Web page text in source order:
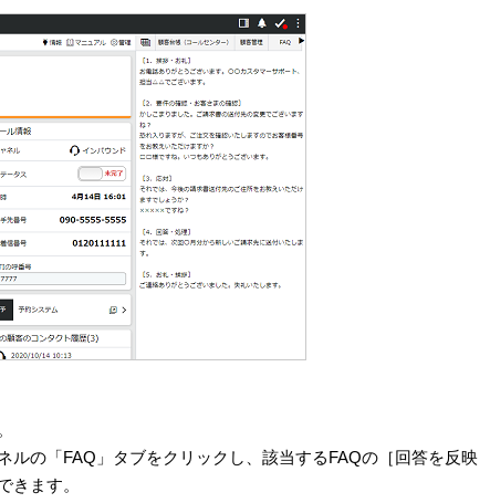
ルの「FAQ」タブをクリックし、該当するFAQの［回答を反映
きます。